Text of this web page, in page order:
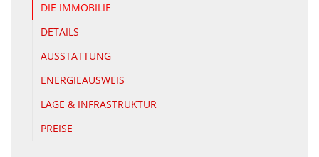
DIE IMMOBILIE
DETAILS
AUSSTATTUNG
ENERGIEAUSWEIS
LAGE & INFRASTRUKTUR
PREISE